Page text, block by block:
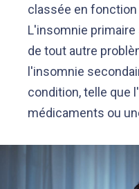
classée en
L'insomnie
de tout autre
l'insomnie
condition, telle que
médicaments ou